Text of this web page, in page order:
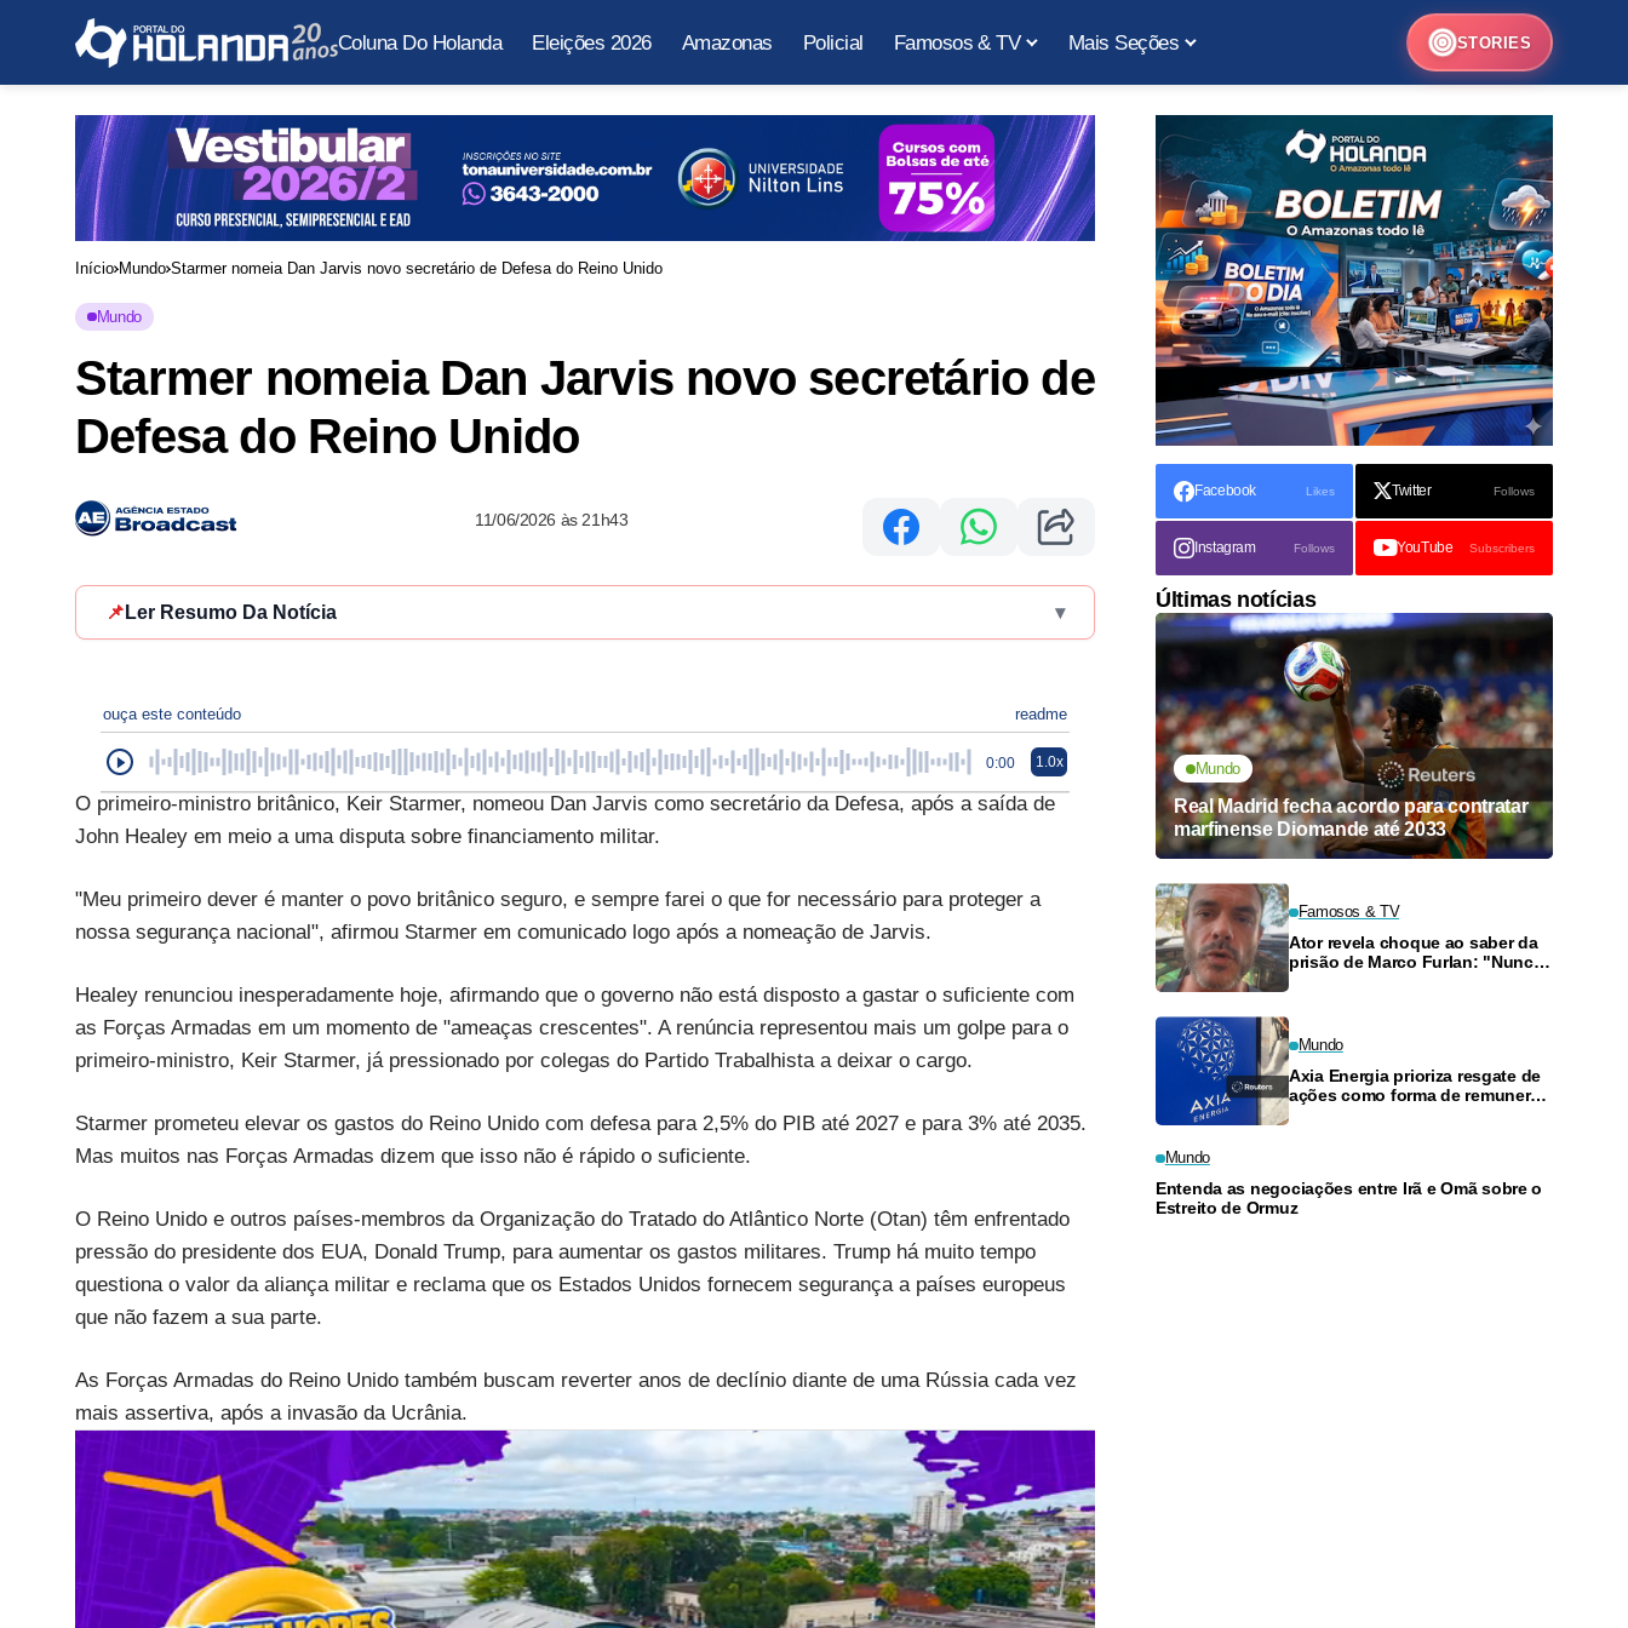
Coluna Do Holanda Eleições 2026 Amazonas Policial Famosos & TV Mais Seções STORIES
Início Mundo Starmer nomeia Dan Jarvis novo secretário de Defesa do Reino Unido
Mundo
Starmer nomeia Dan Jarvis novo secretário de
Defesa do Reino Unido
11/06/2026 às 21h43
📌 Ler Resumo Da Notícia ▾
ouça este conteúdo readme
0:00 1.0x
O primeiro-ministro britânico, Keir Starmer, nomeou Dan Jarvis como secretário da Defesa, após a saída de
John Healey em meio a uma disputa sobre financiamento militar.
"Meu primeiro dever é manter o povo britânico seguro, e sempre farei o que for necessário para proteger a
nossa segurança nacional", afirmou Starmer em comunicado logo após a nomeação de Jarvis.
Healey renunciou inesperadamente hoje, afirmando que o governo não está disposto a gastar o suficiente com
as Forças Armadas em um momento de "ameaças crescentes". A renúncia representou mais um golpe para o
primeiro-ministro, Keir Starmer, já pressionado por colegas do Partido Trabalhista a deixar o cargo.
Starmer prometeu elevar os gastos do Reino Unido com defesa para 2,5% do PIB até 2027 e para 3% até 2035.
Mas muitos nas Forças Armadas dizem que isso não é rápido o suficiente.
O Reino Unido e outros países-membros da Organização do Tratado do Atlântico Norte (Otan) têm enfrentado
pressão do presidente dos EUA, Donald Trump, para aumentar os gastos militares. Trump há muito tempo
questiona o valor da aliança militar e reclama que os Estados Unidos fornecem segurança a países europeus
que não fazem a sua parte.
As Forças Armadas do Reino Unido também buscam reverter anos de declínio diante de uma Rússia cada vez
mais assertiva, após a invasão da Ucrânia.
Facebook Likes Twitter Follows
Instagram Follows YouTube Subscribers
Últimas notícias
Mundo
Real Madrid fecha acordo para contratar
marfinense Diomande até 2033
Famosos & TV
Ator revela choque ao saber da
prisão de Marco Furlan: "Nunca
Mundo
Axia Energia prioriza resgate de
ações como forma de remunerar
Mundo
Entenda as negociações entre Irã e Omã sobre o
Estreito de Ormuz